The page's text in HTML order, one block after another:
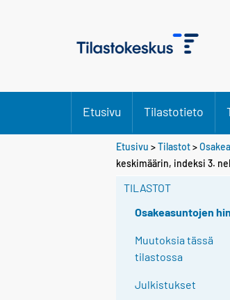
Etusivu Tilastotieto
Etusivu >Tilastot>
keskimäärin, indeksi 3.
TILASTOT
Osakeasuntojen
Muutoksia tässä
tilastossa
Julkistukset